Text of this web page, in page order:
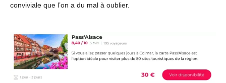
conviviale que l’on a du mal à oublier.